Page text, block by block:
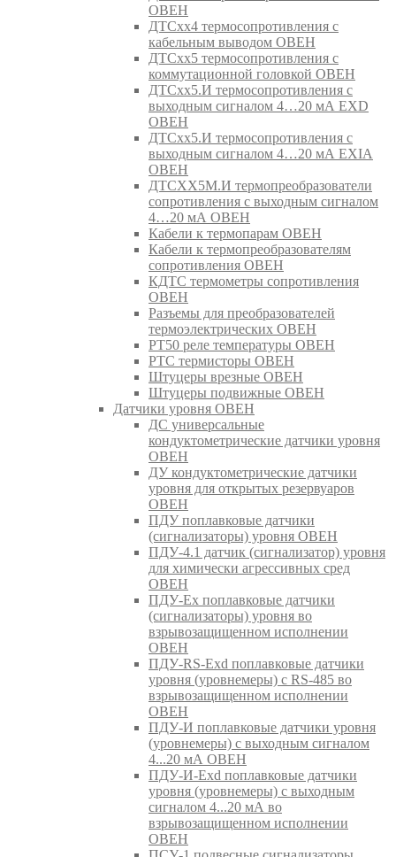
ОВЕН
ДТСхх4 термосопротивления с
кабельным выводом ОВЕН
ДТСхх5 термосопротивления с
коммутационной головкой ОВЕН
ДТСхх5.И термосопротивления с
выходным сигналом 4…20 мА EXD
ОВЕН
ДТСхх5.И термосопротивления с
выходным сигналом 4…20 мА EXIA
ОВЕН
ДТСХХ5М.И термопреобразователи
сопротивления с выходным сигналом
4…20 мА ОВЕН
Кабели к термопарам ОВЕН
Кабели к термопреобразователям
сопротивления ОВЕН
КДТС термометры сопротивления
ОВЕН
Разъемы для преобразователей
термоэлектрических ОВЕН
РТ50 реле температуры ОВЕН
РТС термисторы ОВЕН
Штуцеры врезные ОВЕН
Штуцеры подвижные ОВЕН
Датчики уровня ОВЕН
ДС универсальные
кондуктометрические датчики уровня
ОВЕН
ДУ кондуктометрические датчики
уровня для открытых резервуаров
ОВЕН
ПДУ поплавковые датчики
(сигнализаторы) уровня ОВЕН
ПДУ-4.1 датчик (сигнализатор) уровня
для химически агрессивных сред
ОВЕН
ПДУ-Ex поплавковые датчики
(сигнализаторы) уровня во
взрывозащищенном исполнении
ОВЕН
ПДУ-RS-Exd поплавковые датчики
уровня (уровнемеры) с RS-485 во
взрывозащищенном исполнении
ОВЕН
ПДУ-И поплавковые датчики уровня
(уровнемеры) с выходным сигналом
4...20 мА ОВЕН
ПДУ-И-Exd поплавковые датчики
уровня (уровнемеры) с выходным
сигналом 4...20 мА во
взрывозащищенном исполнении
ОВЕН